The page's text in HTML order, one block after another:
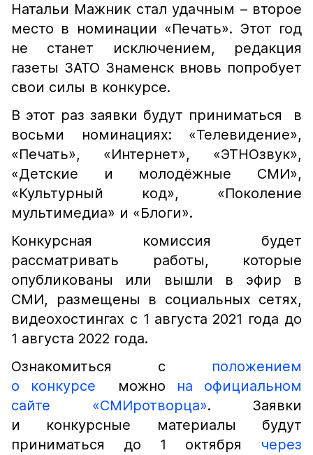
Натальи Мажник стал удачным – второе
место в номинации «Печать». Этот год
не станет исключением, редакция
газеты ЗАТО Знаменск вновь попробует
свои силы в конкурсе.
В этот раз заявки будут приниматься в
восьми номинациях: «Телевидение»,
«Печать», «Интернет», «ЭТНОзвук»,
«Детские и молодёжные СМИ»,
«Культурный код», «Поколение
мультимедиа» и «Блоги».
Конкурсная комиссия будет
рассматривать работы, которые
опубликованы или вышли в эфир в
СМИ, размещены в социальных сетях,
видеохостингах с 1 августа 2021 года до
1 августа 2022 года.
Ознакомиться с положением
о конкурсе можно на официальном
сайте «СМИротворца». Заявки
и конкурсные материалы будут
приниматься до 1 октября через